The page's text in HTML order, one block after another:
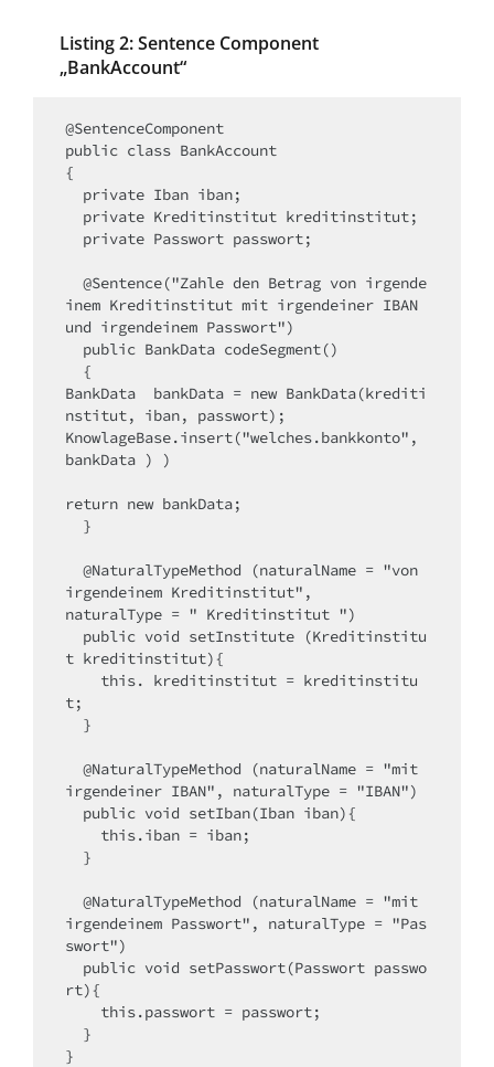
Listing 2: Sentence Component
„BankAccount“
@SentenceComponent
public class BankAccount
{
inem Kreditinstitut mit irgendeiner IBAN
und irgendeinem Passwort")
BankData  bankData = new BankData(krediti
nstitut, iban, passwort);
KnowlageBase.insert("welches.bankkonto",
bankData ) )
return new bankData;
irgendeinem Kreditinstitut",
naturalType = " Kreditinstitut ")
t kreditinstitut){
t;
irgendeiner IBAN", naturalType = "IBAN")
irgendeinem Passwort", naturalType = "Pas
swort")
rt){
}